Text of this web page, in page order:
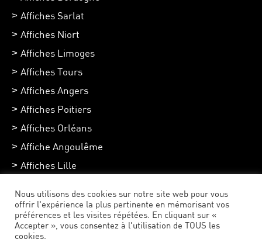
Affiches Sarlat
Affiches Niort
Affiches Limoges
Affiches Tours
Affiches Angers
Affiches Poitiers
Affiches Orléans
Affiche Angoulême
Affiches Lille
Affiches Toulouse
Nous utilisons des cookies sur notre site web pour vous
offrir l'expérience la plus pertinente en mémorisant vos
préférences et les visites répétées. En cliquant sur «
Accepter », vous consentez à l'utilisation de TOUS les
cookies.